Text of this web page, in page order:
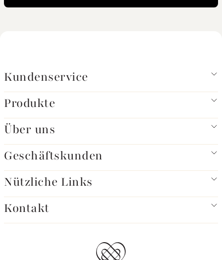
Kundenservice
Produkte
Über uns
Geschäftskunden
Nützliche Links
Kontakt